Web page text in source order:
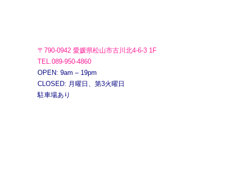
〒790-0942 愛媛県松山市古川北4-6-3 1F
TEL.089-950-4860
OPEN: 9am – 19pm
CLOSED: 月曜日、第3火曜日
駐車場あり